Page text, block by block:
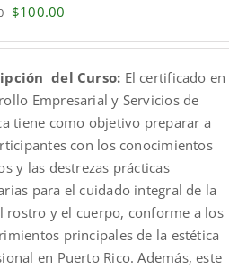
Original
$200.00.
$100.00
$100.00.
del Curso: El certificado en
Empresarial y Servicios de
tiene como objetivo preparar a
con los conocimientos
y las destrezas prácticas
para el cuidado integral de la
rostro y el cuerpo, conforme a los
principales de la estética
en Puerto Rico. Además, este